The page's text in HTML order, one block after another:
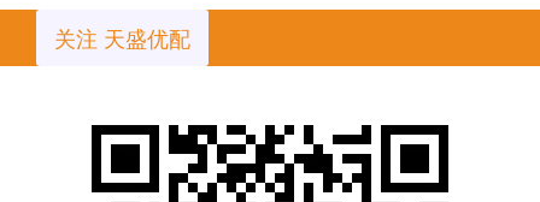
关注 天盛优配